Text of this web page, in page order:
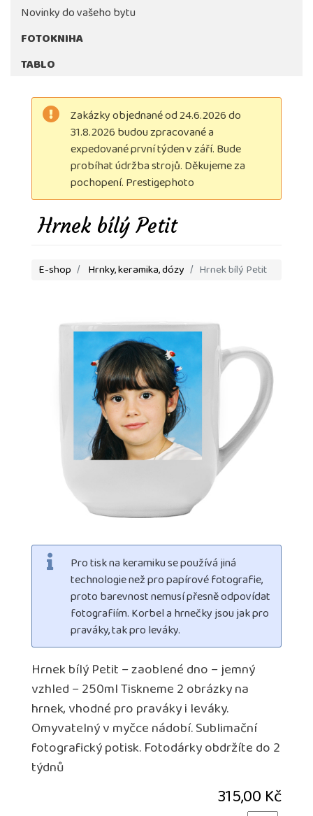
Novinky do vašeho bytu
FOTOKNIHA
TABLO
Zakázky objednané od 24.6.2026 do
31.8.2026 budou zpracované a
expedované první týden v září. Bude
probíhat údržba strojů. Děkujeme za
pochopení. Prestigephoto
Hrnek bílý Petit
E-shop Hrnky, keramika, dózy Hrnek bílý Petit
Pro tisk na keramiku se používá jiná
technologie než pro papírové fotografie,
proto barevnost nemusí přesně odpovídat
fotografiím. Korbel a hrnečky jsou jak pro
praváky, tak pro leváky.
Hrnek bílý Petit – zaoblené dno – jemný
vzhled – 250ml Tiskneme 2 obrázky na
hrnek, vhodné pro praváky i leváky.
Omyvatelný v myčce nádobí. Sublimační
fotografický potisk. Fotodárky obdržíte do 2
týdnů
315,00 Kč